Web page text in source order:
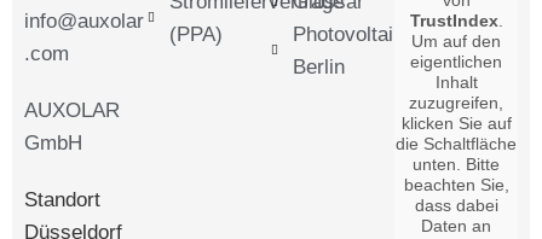
info@auxolar
.com
AUXOLAR
GmbH
Standort
Düsseldorf
(PPA)
Photovoltaik
Berlin
TrustIndex.
Um auf den
eigentlichen
Inhalt
zuzugreifen,
klicken Sie auf
die Schaltfläche
unten. Bitte
beachten Sie,
dass dabei
Daten an